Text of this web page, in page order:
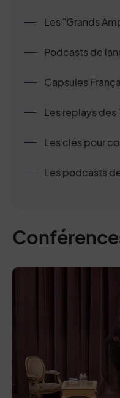
Les "Grands
Podcasts de
Capsules
Les replays des
Les clés pour
Les podcasts